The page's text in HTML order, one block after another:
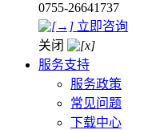
0755-26641737
立即咨询
关闭
服务支持
服务政策
常见问题
下载中心